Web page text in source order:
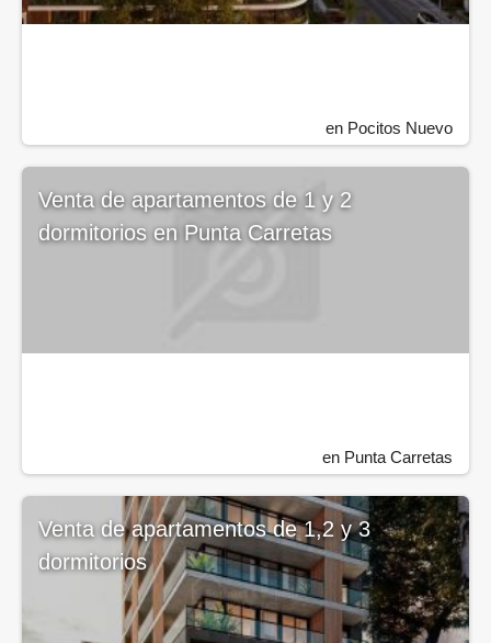
en Pocitos Nuevo
Venta de apartamentos de 1 y 2
dormitorios en Punta Carretas
en Punta Carretas
Venta de apartamentos de 1,2 y 3
dormitorios